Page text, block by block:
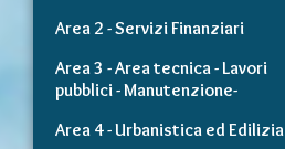
Area 2 - Servizi Finanziari
Area 3 - Area tecnica - Lavori
pubblici - Manutenzione-
Area 4 - Urbanistica ed Edilizia